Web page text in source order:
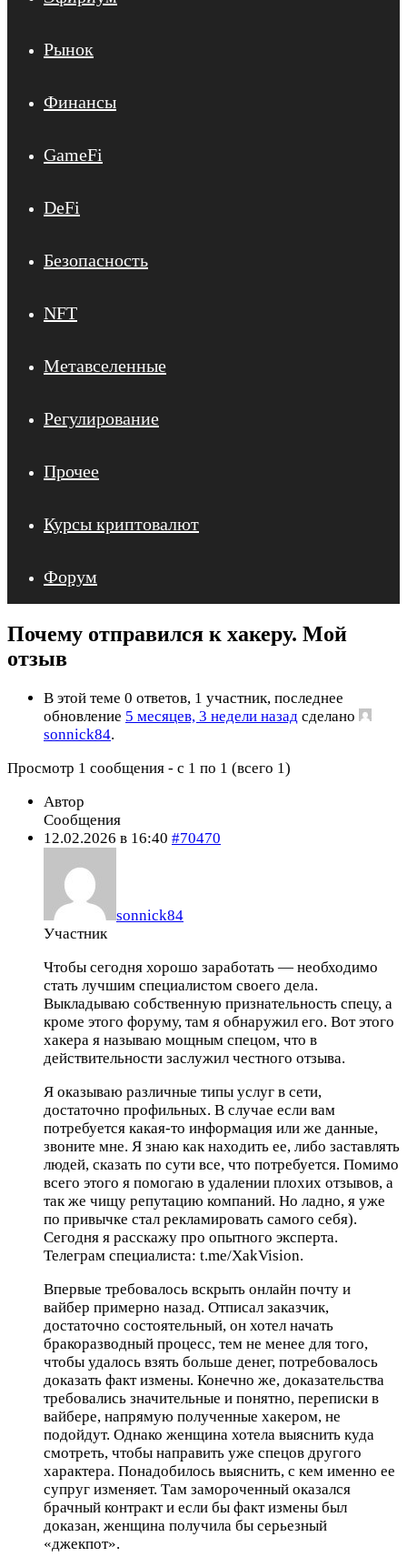
Рынок
Финансы
GameFi
DeFi
Безопасность
NFT
Метавселенные
Регулирование
Прочее
Курсы криптовалют
Форум
Почему отправился к хакеру. Мой
отзыв
В этой теме 0 ответов, 1 участник, последнее
обновление 5 месяцев, 3 недели назад сделано
sonnick84.
Просмотр 1 сообщения - с 1 по 1 (всего 1)
Автор
Сообщения
12.02.2026 в 16:40 #70470
sonnick84
Участник
Чтобы сегодня хорошо заработать — необходимо
стать лучшим специалистом своего дела.
Выкладываю собственную признательность спецу, а
кроме этого форуму, там я обнаружил его. Вот этого
хакера я называю мощным спецом, что в
действительности заслужил честного отзыва.
Я оказываю различные типы услуг в сети,
достаточно профильных. В случае если вам
потребуется какая-то информация или же данные,
звоните мне. Я знаю как находить ее, либо заставлять
людей, сказать по сути все, что потребуется. Помимо
всего этого я помогаю в удалении плохих отзывов, а
так же чищу репутацию компаний. Но ладно, я уже
по привычке стал рекламировать самого себя).
Сегодня я расскажу про опытного эксперта.
Телеграм специалиста: t.me/XakVision.
Впервые требовалось вскрыть онлайн почту и
вайбер примерно назад. Отписал заказчик,
достаточно состоятельный, он хотел начать
бракоразводный процесс, тем не менее для того,
чтобы удалось взять больше денег, потребовалось
доказать факт измены. Конечно же, доказательства
требовались значительные и понятно, переписки в
вайбере, напрямую полученные хакером, не
подойдут. Однако женщина хотела выяснить куда
смотреть, чтобы направить уже спецов другого
характера. Понадобилось выяснить, с кем именно ее
супруг изменяет. Там замороченный оказался
брачный контракт и если бы факт измены был
доказан, женщина получила бы серьезный
«джекпот».